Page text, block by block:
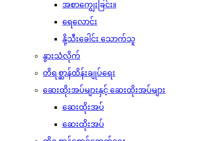
အစာကျွေးခြင်း။
ရေလောင်း
နို့သီးခေါင်း သောက်သူ
နွားသံလိုက်
တိရစ္ဆာန်ထိန်းချုပ်ရေး
ဆေးထိုးအပ်များနှင့် ဆေးထိုးအပ်များ
ဆေးထိုးအပ်
ဆေးထိုးအပ်